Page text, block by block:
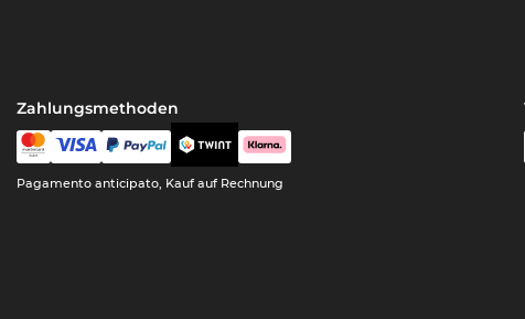
Zahlungsmethoden
Pagamento anticipato, Kauf auf Rechnung